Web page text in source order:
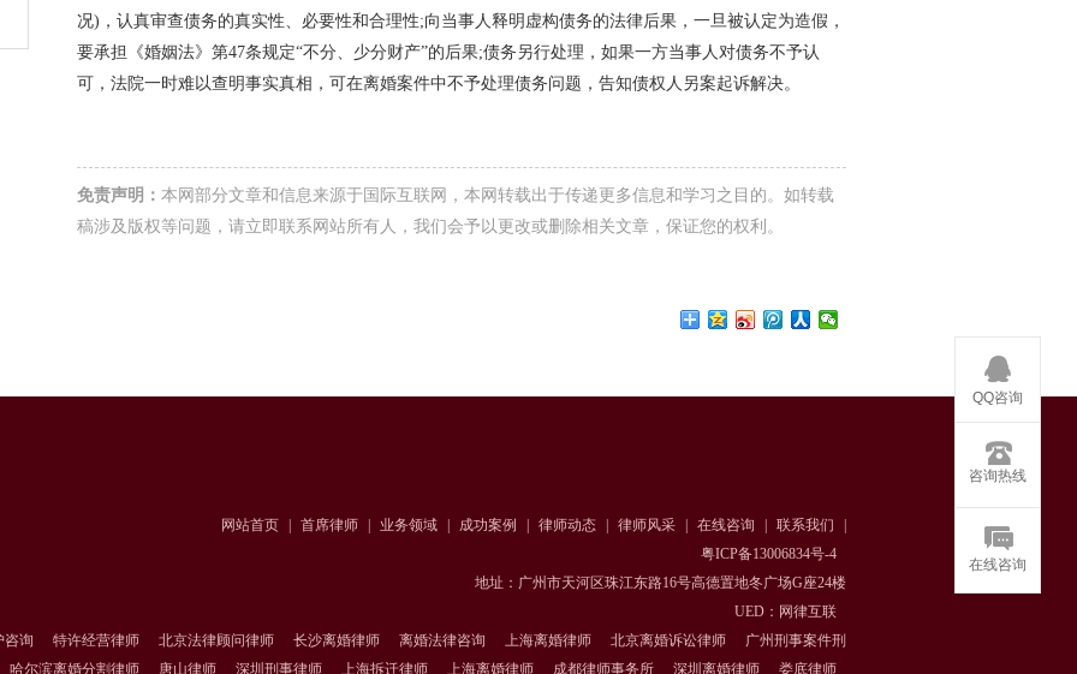
况)，认真审查债务的真实性、必要性和合理性;向当事人释明虚构债务的法律后果，一旦被认定为造假，
要承担《婚姻法》第47条规定“不分、少分财产”的后果;债务另行处理，如果一方当事人对债务不予认
可，法院一时难以查明事实真相，可在离婚案件中不予处理债务问题，告知债权人另案起诉解决。
免责声明： 本网部分文章和信息来源于国际互联网，本网转载出于传递更多信息和学习之目的。如转载
稿涉及版权等问题，请立即联系网站所有人，我们会予以更改或删除相关文章，保证您的权利。
网站首页 首席律师 业务领域 成功案例 律师动态 律师风采 在线咨询 联系我们
粤ICP备13006834号-4
地址：广州市天河区珠江东路16号高德置地冬广场G座24楼
UED：网律互联
咨询
特许经营律师 北京法律顾问律师 长沙离婚律师 离婚法律咨询 上海离婚律师 北京离婚诉讼律师
广州刑事案件刑
哈尔滨离婚分割律师
唐山律师 深圳刑事律师 上海拆迁律师 上海离婚律师 成都律师事务所 深圳离婚律师 娄底律师
QQ咨询
咨询热线
在线咨询